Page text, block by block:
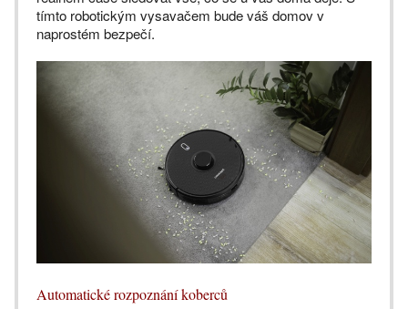
tímto robotickým vysavačem bude váš domov v
naprostém bezpečí.
Automatické rozpoznání koberců